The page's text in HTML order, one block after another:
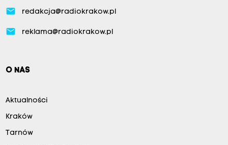
email redakcja@radiokrakow.pl
email reklama@radiokrakow.pl
O NAS
Aktualności
Kraków
Tarnów